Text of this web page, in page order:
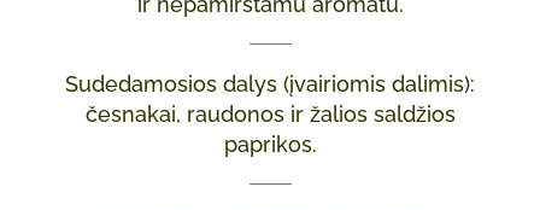
Sudedamosios dalys (įvairiomis dalimis):
česnakai, raudonos ir žalios saldžios
paprikos.